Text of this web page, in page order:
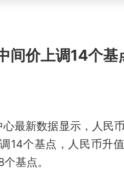
间价上调14个基
最新数据显示，人民
14个基点，人民币升
基点。